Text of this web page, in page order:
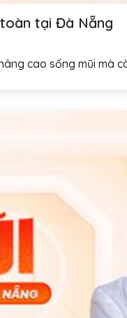
tại Đà Nẵng
cao sống mũi mà